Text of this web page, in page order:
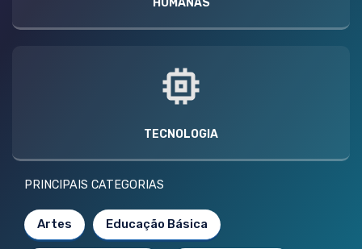
TECNOLOGIA
PRINCIPAIS CATEGORIAS
Artes Educação Básica